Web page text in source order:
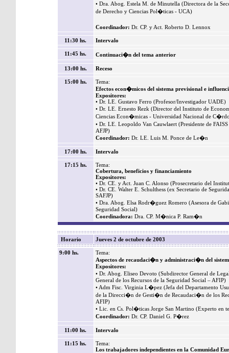
• Dra. Abog. Estela M. de Minutella (Directora de la
de Derecho y Ciencias Pol�ticas - UCA)
Coordinador: Dr. CP. y Act. Roberto D. Lennox
11:30 hs. Intervalo
11:45 hs. Continuaci�n del tema anterior
13:00 hs. Receso
15:00 hs.
Tema:
Efectos econ�micos del sistema previsional e
Expositores:
• Dr. LE. Gustavo Ferro (Profesor/Investigador UADE)
• Dr. LE. Ernesto Rezk (Director del Instituto de
Ciencias Econ�micas - Universidad Nacional de
• Dr. LE. Leopoldo Van Cauwlaert (Presidente de
AFJP)
Coordinador: Dr. LE. Luis M. Ponce de Le�n
17:00 hs. Intervalo
17:15 hs.
Tema:
Cobertura, beneficios y financiamiento
Expositores:
• Dr. CE. y Act. Juan C. Alonso (Prosecretario del
• Dr. CE. Walter E. Schulthess (ex Secretario de
SAFJP)
• Dra. Abog. Elsa Rodr�guez Romero (Asesora de
Seguridad Social)
Coordinadora: Dra. CP. M�nica P. Ram�n
Horario Jueves 2 de octubre de 2003
9:00 hs.
Tema:
Aspectos de recaudaci�n y administraci�n del
Expositores:
• Dr. Abog. Eliseo Devoto (Subdirector General de
General de los Recursos de la Seguridad Social – AFIP)
• Adm Fisc. Virginia L�pez (Jefa del Departamento
de la Direcci�n de Gesti�n de Recaudaci�n de los
AFIP)
• Lic. en Cs. Pol�ticas Jorge San Martino (Experto en
Coordinador: Dr. CP. Daniel G. P�rez
11:00 hs. Intervalo
11:15 hs.
Tema:
Los trabajadores independientes en la Comunidad